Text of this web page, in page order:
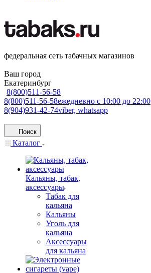
федеральная сеть табачных магазинов
Ваш город
Екатеринбург
8(800)511-56-58
8(800)511-56-58ежедневно с 10:00 до 22:00
8(904)931-42-74viber, whatsapp
Поиск
Каталог
Кальяны, табак,
аксессуары
Табак для
кальяна
Кальяны
Уголь для
кальяна
Аксессуары
для кальяна